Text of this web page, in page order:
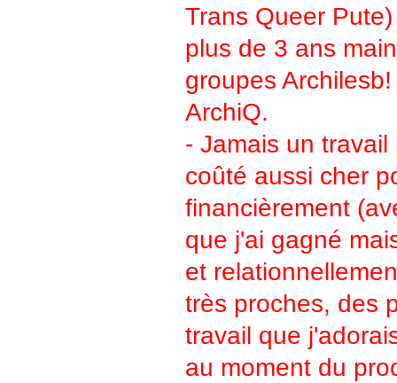
Trans Queer
plus de 3 ans
groupes
ArchiQ.
- Jamais un
coûté aussi cher
financièrement
que j'ai gagné
et
très proches, des
travail que
au moment du